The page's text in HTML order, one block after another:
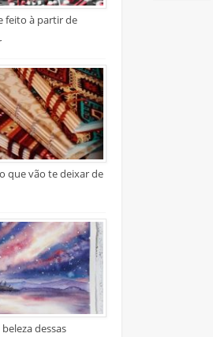
feito à partir de
que vão te deixar de
dessas